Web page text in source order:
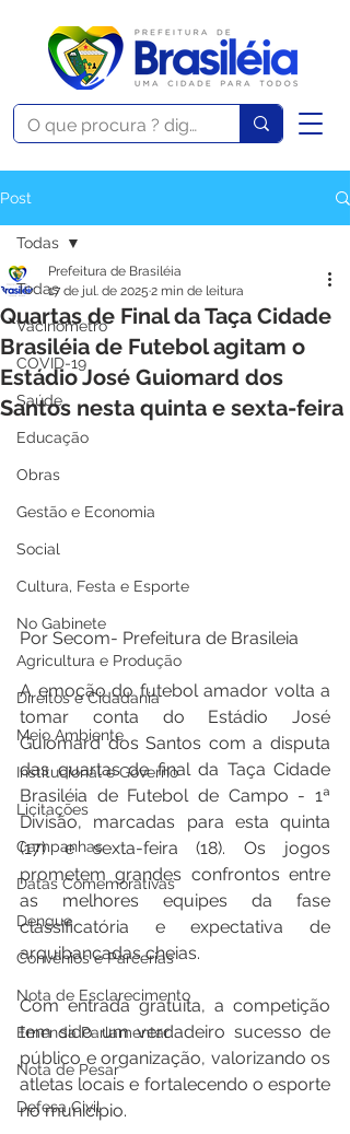
Post
Todas
Vacinômetro
COVID-19
Saúde
Educação
Obras
Gestão e Economia
Social
Cultura, Festa e Esporte
No Gabinete
Agricultura e Produção
Direitos e Cidadania
Meio Ambiente
Institucional e Governo
Licitações
Campanhas
Datas Comemorativas
Dengue
Convênios e Parcerias
Nota de Esclarecimento
Emenda Parlamentar
Nota de Pesar
Defesa Civil
Todas
Quartas de Final da Taça Cidade
Brasiléia de Futebol agitam o
Estádio José Guiomard dos
Santos nesta quinta e sexta-feira
Prefeitura de Brasiléia
17 de jul. de 2025 2 min de leitura
Por Secom- Prefeitura de Brasileia
A emoção do futebol amador volta a
tomar conta do Estádio José
Guiomard dos Santos com a disputa
das quartas de final da Taça Cidade
Brasiléia de Futebol de Campo - 1ª
Divisão, marcadas para esta quinta
(17) e sexta-feira (18). Os jogos
prometem grandes confrontos entre
as melhores equipes da fase
classificatória e expectativa de
arquibancadas cheias.
Com entrada gratuita, a competição
tem sido um verdadeiro sucesso de
público e organização, valorizando os
atletas locais e fortalecendo o esporte
no município.